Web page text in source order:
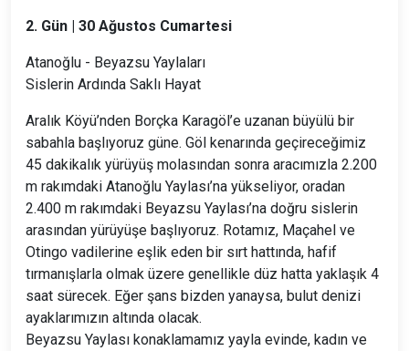
2. Gün | 30 Ağustos Cumartesi
Atanoğlu - Beyazsu Yaylaları
Sislerin Ardında Saklı Hayat
Aralık Köyü’nden Borçka Karagöl’e uzanan büyülü bir
sabahla başlıyoruz güne. Göl kenarında geçireceğimiz
45 dakikalık yürüyüş molasından sonra aracımızla 2.200
m rakımdaki Atanoğlu Yaylası’na yükseliyor, oradan
2.400 m rakımdaki Beyazsu Yaylası’na doğru sislerin
arasından yürüyüşe başlıyoruz. Rotamız, Maçahel ve
Otingo vadilerine eşlik eden bir sırt hattında, hafif
tırmanışlarla olmak üzere genellikle düz hatta yaklaşık 4
saat sürecek. Eğer şans bizden yanaysa, bulut denizi
ayaklarımızın altında olacak.
Beyazsu Yaylası konaklamamız yayla evinde, kadın ve